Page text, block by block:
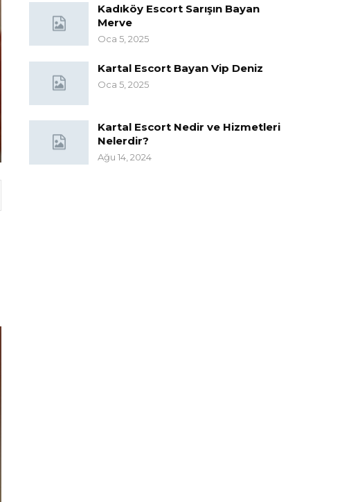
Kadıköy Escort Sarışın Bayan
Merve
Oca 5, 2025
Kartal Escort Bayan Vip Deniz
Oca 5, 2025
Kartal Escort Nedir ve Hizmetleri
Nelerdir?
Ağu 14, 2024